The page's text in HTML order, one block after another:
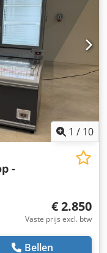
1 / 10
-
€ 2.850
Vaste prijs excl. btw
Bellen